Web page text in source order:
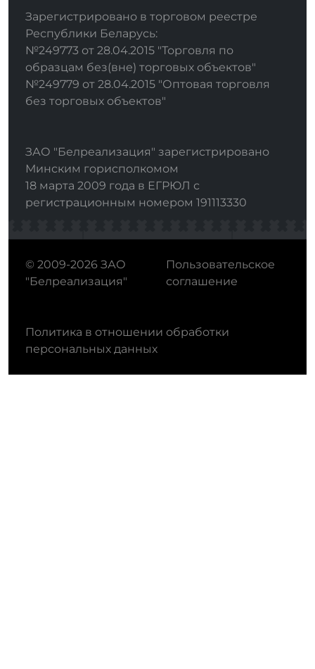
Зарегистрировано в торговом реестре
Республики Беларусь:
№249773 от 28.04.2015 "Торговля по
образцам без(вне) торговых объектов"
№249779 от 28.04.2015 "Оптовая торговля
без торговых объектов"
ЗАО "Белреализация" зарегистрировано
Минским горисполкомом
18 марта 2009 года в ЕГРЮЛ с
регистрационным номером 191113330
© 2009-2026 ЗАО
"Белреализация"
Пользовательское
соглашение
Политика в отношении обработки
персональных данных